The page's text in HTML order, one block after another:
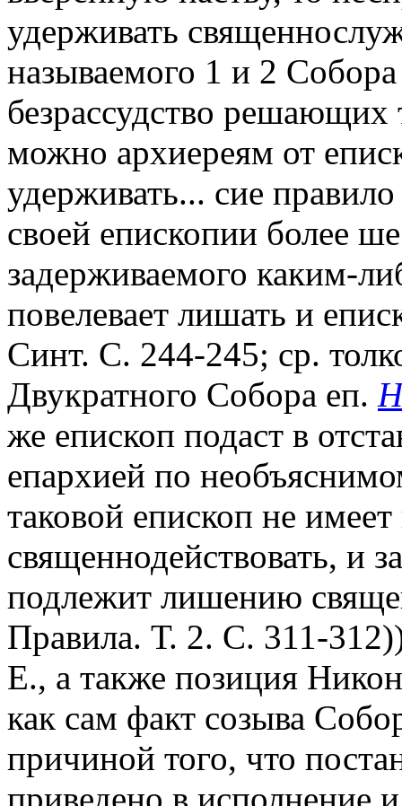
удерживать
называемого 1 и 2
безрассудство
можно архиереям от
удерживать... сие
своей епископии более
задерживаемого каким-
повелевает лишать и
Синт. С. 244-245; ср.
Двукратного Собора еп.
же епископ подаст в
епархией по
таковой епископ не
священнодействовать, и
подлежит лишению
Правила. Т. 2. С. 311-
Е., а также позиция
как сам факт созыва
причиной того, что
приведено в исполнение